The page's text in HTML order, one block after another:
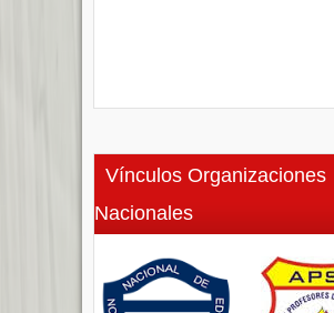
Vínculos Organizaciones
Nacionales